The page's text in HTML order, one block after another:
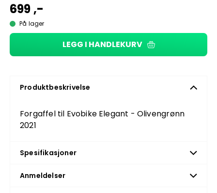
699 ,-
På lager
LEGG I HANDLEKURV
Produktbeskrivelse
Forgaffel til Evobike Elegant - Olivengrønn
2021
Spesifikasjoner
Anmeldelser